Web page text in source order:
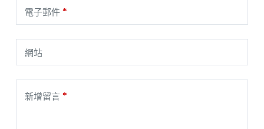
電子郵件*
網站
新增留言*